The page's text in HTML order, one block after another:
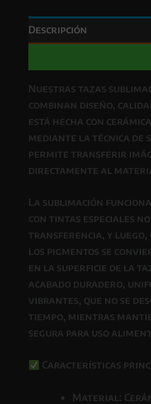
Descripción
Nuestras tazas
combinan diseño,
está hecha con
mediante la técnica de
permite transferir
directamente al
La sublimación
con tintas especiales
transferencia, y luego,
los pigmentos se
en la superficie de la
acabado duradero,
vibrantes, que no se
tiempo, mientras
segura para uso
Características
Material: